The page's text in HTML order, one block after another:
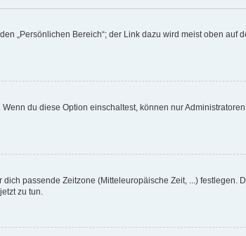
„Persönlichen Bereich“; der Link dazu wird meist oben auf
du diese Option einschaltest, können nur Administratoren,
passende Zeitzone (Mitteleuropäische Zeit, ...) festlegen.
zu tun.